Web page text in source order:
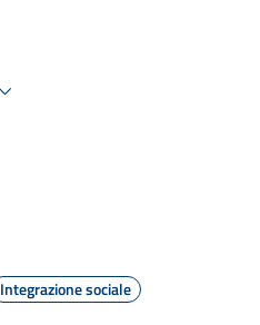
Integrazione sociale